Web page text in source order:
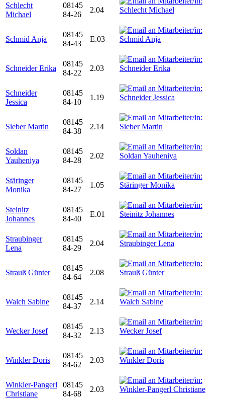
Schlecht
Michael
08145
84-26
2.04
Schmid Anja
08145
84-43
E.03
Schneider Erika
08145
84-22
2.03
Schneider
Jessica
08145
84-10
1.19
Sieber Martin
08145
84-38
2.14
Soldan
Yauheniya
08145
84-28
2.02
Stäringer
Monika
08145
84-27
1.05
Steinitz
Johannes
08145
84-40
E.01
Straubinger
Lena
08145
84-29
2.04
Strauß Günter
08145
84-64
2.08
Walch Sabine
08145
84-37
2.14
Wecker Josef
08145
84-32
2.13
Winkler Doris
08145
84-62
2.03
Winkler-Pangerl
Christiane
08145
84-68
2.03